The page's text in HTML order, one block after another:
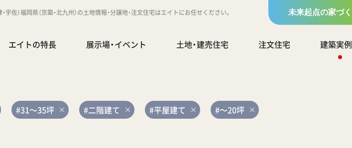
・宇佐）福岡県（京築・北九州）の土地情報・分譲地・注文住宅はエイトにお任せください。 未来起点の家づ
エイトの特長 展示場・イベント 土地・建売住宅 注文住宅 建築実
#31～35坪 #二階建て #平屋建て #～20坪